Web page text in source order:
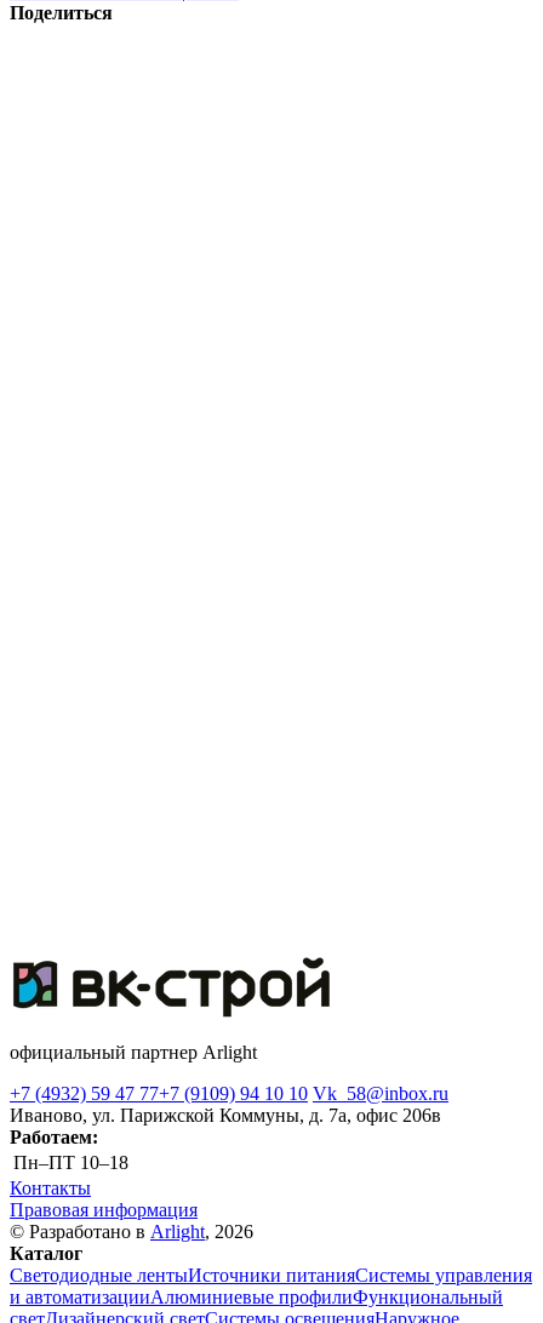
Поделиться
официальный партнер Arlight
+7 (4932) 59 47 77+7 (9109) 94 10 10 Vk_58@inbox.ru
Иваново, ул. Парижской Коммуны, д. 7а, офис 206в
Работаем:
Пн–ПТ 10–18
Контакты
Правовая информация
© Разработано в Arlight, 2026
Каталог
Светодиодные лентыИсточники питанияСистемы управления
и автоматизацииАлюминиевые профилиФункциональный
светДизайнерский светСистемы освещенияНаружное